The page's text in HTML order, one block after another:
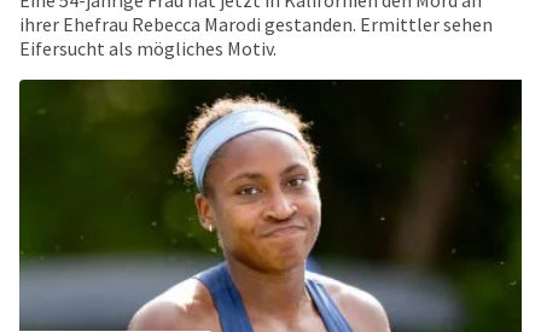
ihrer Ehefrau Rebecca Marodi gestanden. Ermittler sehen
Eifersucht als mögliches Motiv.